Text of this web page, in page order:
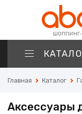
Главная Каталог
Аксессуары